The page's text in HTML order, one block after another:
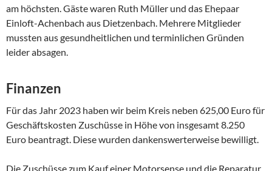
am höchsten. Gäste waren Ruth Müller und das Ehepaar
Einloft-Achenbach aus Dietzenbach. Mehrere Mitglieder
mussten aus gesundheitlichen und terminlichen Gründen
leider absagen.
Finanzen
Für das Jahr 2023 haben wir beim Kreis neben 625,00 Euro für
Geschäftskosten Zuschüsse in Höhe von insgesamt 8.250
Euro beantragt. Diese wurden dankenswerterweise bewilligt.
Die Zuschüsse zum Kauf einer Motorsense und die Reparatur